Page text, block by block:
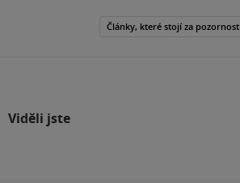
Články, které stojí za pozornost
Viděli jste